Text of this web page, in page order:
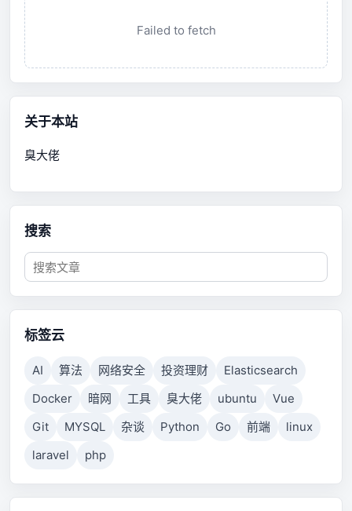
Failed to fetch
关于本站
臭大佬
搜索
标签云
AI 算法 网络安全 投资理财
Elasticsearch
Docker
暗网 工具 臭大佬 ubuntu
Vue
Git
MYSQL 杂谈 Python Go 前端
linux
laravel
php